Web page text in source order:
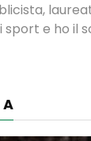
sport e ho il
A